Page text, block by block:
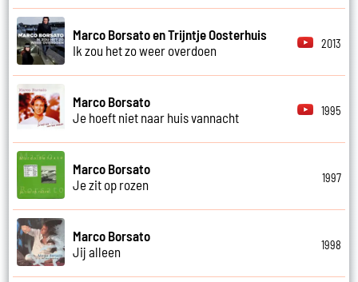
Marco Borsato en Trijntje Oosterhuis
Ik zou het zo weer overdoen
2013
Marco Borsato
Je hoeft niet naar huis vannacht
1995
Marco Borsato
Je zit op rozen
1997
Marco Borsato
Jij alleen
1998